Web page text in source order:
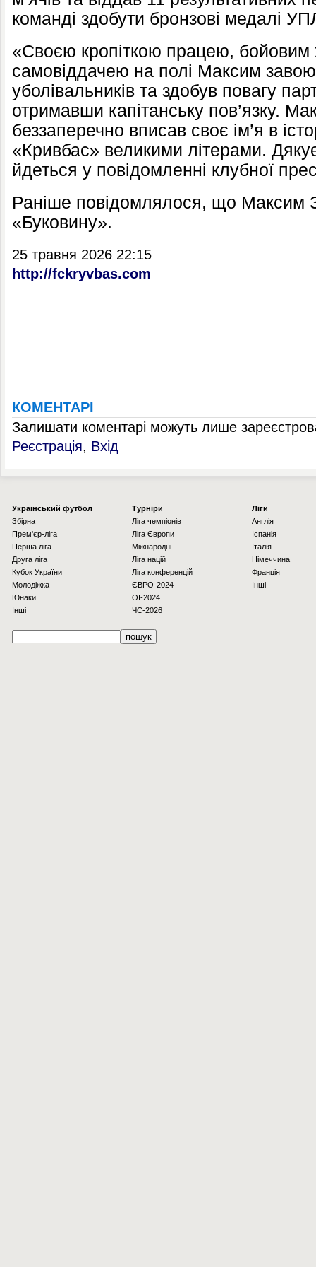
команді здобути бронзові медалі
«Своєю кропіткою працею, бойовим
самовіддачею на полі Максим
уболівальників та здобув повагу
отримавши капітанську пов’язку.
беззаперечно вписав своє ім’я в
«Кривбас» великими літерами.
йдеться у повідомленні клубної
Раніше повідомлялося, що Максим
«Буковину».
25 травня 2026 22:15
http://fckryvbas.com
КОМЕНТАРІ
Залишати коментарі можуть лише
Реєстрація, Вхід
Українcький футбол
Збірна
Прем'єр-ліга
Перша ліга
Друга ліга
Кубок України
Молодіжка
Юнаки
Інші
Турніри
Ліга чемпіонів
Ліга Європи
Міжнародні
Ліга націй
Ліга конференцій
ЄВРО-2024
OI-2024
ЧС-2026
Ліги
Англія
Іспанія
Італія
Німеччина
Франція
Інші